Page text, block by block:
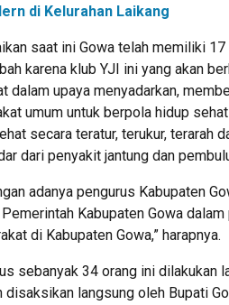
di Kelurahan Laikang
saat ini Gowa telah memiliki
karena klub YJI ini yang akan
dalam upaya menyadarkan,
umum untuk berpola hidup
secara teratur, terukur, terarah
dari penyakit jantung dan
adanya pengurus Kabupaten
Kabupaten Gowa
di Kabupaten Gowa,” harapnya.
sebanyak 34 orang ini dilakukan
disaksikan langsung oleh Bupati